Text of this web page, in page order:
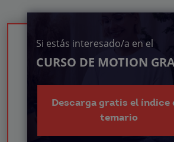
Si estás interesado/a en el
CURSO DE MOTION
Descarga gratis el índice
temario